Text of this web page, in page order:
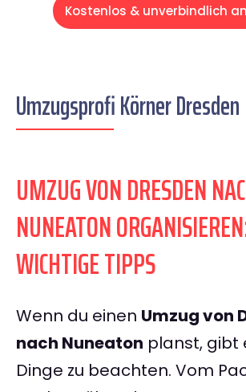
Kostenlos & unverbindlich
Umzugsprofi Körner Dresden
UMZUG VON DRESDEN
NUNEATON
WICHTIGE TIPPS
Wenn du einen Umzug von
nach Nuneaton planst, gibt
Dinge zu beachten. Vom